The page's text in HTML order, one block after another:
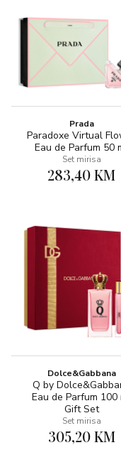
Prada
Paradoxe Virtual
Eau de Parfum 50
Set mirisa
283,40 KM
Dolce&Gabbana
Q by
Eau de Parfum 100
Gift Set
Set mirisa
305,20 KM